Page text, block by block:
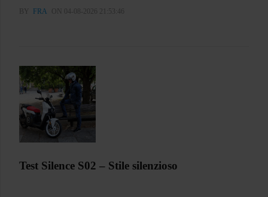
BY FRA ON 04-08-2026 21:53:46
Test Silence S02 – Stile silenzioso